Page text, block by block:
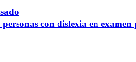
con dislexia en